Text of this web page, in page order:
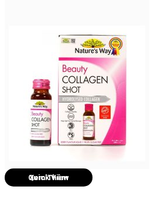
Quick View